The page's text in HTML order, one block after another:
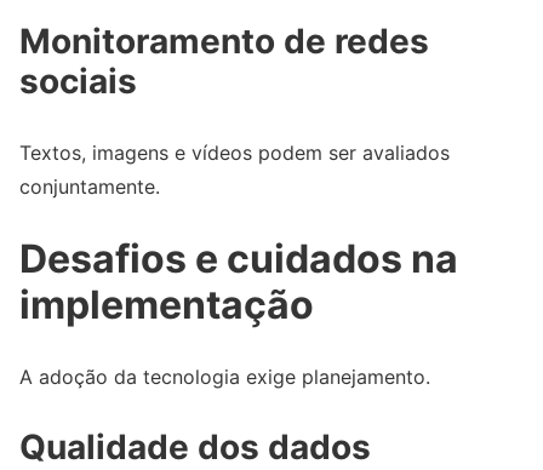
Monitoramento de redes
sociais
Textos, imagens e vídeos podem ser avaliados
conjuntamente.
Desafios e cuidados na
implementação
A adoção da tecnologia exige planejamento.
Qualidade dos dados